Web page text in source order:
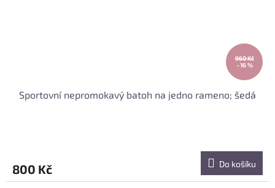
960 Kč
–16 %
Sportovní nepromokavý batoh na jedno rameno; šedá
800 Kč Do košíku